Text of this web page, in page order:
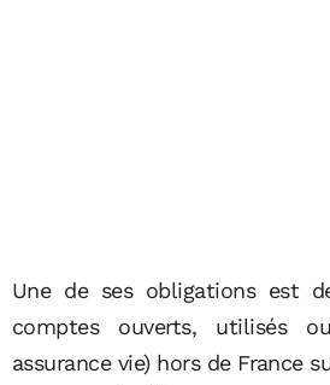
Une de ses obligations est
comptes ouverts, utilisés
assurance vie) hors de France